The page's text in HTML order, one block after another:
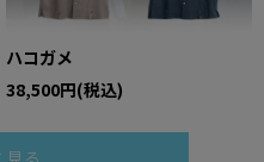
ハコガメ
38,500円(税込)
る